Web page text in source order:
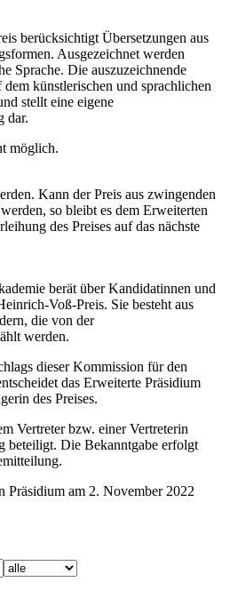
berücksichtigt Übersetzungen aus
Ausgezeichnet werden
Sprache. Die auszuzeichnende
künstlerischen und sprachlichen
stellt eine eigene
dar.
möglich.
Kann der Preis aus zwingenden
so bleibt es dem Erweiterten
des Preises auf das nächste
berät über Kandidatinnen und
Voß-Preis. Sie besteht aus
die von der
werden.
dieser Kommission für den
das Erweiterte Präsidium
des Preises.
Vertreter bzw. einer Vertreterin
beteiligt. Die Bekanntgabe erfolgt
Präsidium am 2. November 2022